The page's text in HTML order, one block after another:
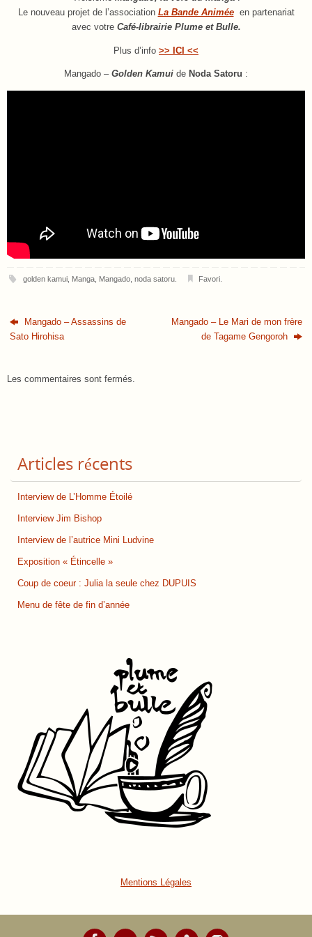
Le nouveau projet de l’association La Bande Animée
en partenariat
avec votre Café-librairie Plume et Bulle.
Plus d’info >> ICI <<
Mangado – Golden Kamui de Noda Satoru :
golden kamui, Manga, Mangado, noda satoru. Favori
Mangado – Assassins de
Sato Hirohisa
Mangado – Le Mari de mon frère
de Tagame Gengoroh
Les commentaires sont fermés.
Articles récents
Interview de L’Homme Étoilé
Interview Jim Bishop
Interview de l’autrice Mini Ludvine
Exposition « Étincelle »
Coup de coeur : Julia la seule chez DUPUIS
Menu de fête de fin d’année
Mentions Légales